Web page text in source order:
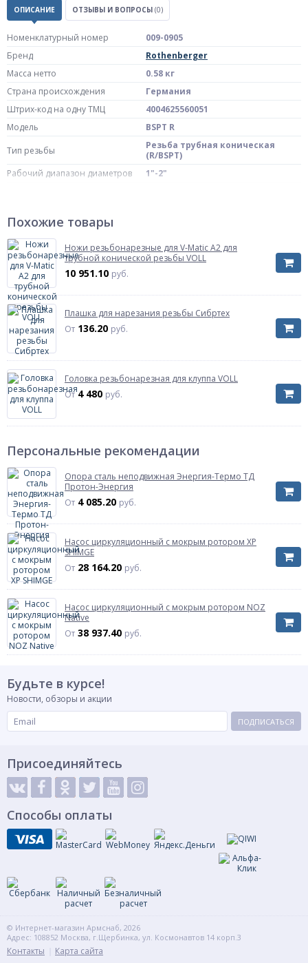
ОПИСАНИЕ ОТЗЫВЫ И ВОПРОСЫ (0)
Номенклатурный номер
009-0905
Бренд
Rothenberger
Масса нетто
0.58 кг
Страна происхождения
Германия
Штрих-код на одну ТМЦ
4004625560051
Модель
BSPT R
Тип резьбы
Резьба трубная коническая
(R/BSPT)
Рабочий диапазон диаметров
1"-2"
Похожие товары
Ножи резьбонарезные для V-Matic A2 для
трубной конической резьбы VOLL
10 951.10 руб.
Плашка для нарезания резьбы Сибртех
От 136.20 руб.
Головка резьбонарезная для клуппа VOLL
От4 480 руб.
Персональные рекомендации
Опора сталь неподвижная Энергия-Термо ТД
Протон-Энергия
От 4 085.20 руб.
Насос циркуляционный с мокрым ротором XP
SHIMGE
От 28 164.20 руб.
Насос циркуляционный с мокрым ротором NOZ
Native
От 38 937.40 руб.
Будьте в курсе!
Новости, обзоры и акции
ПОДПИСАТЬСЯ
Присоединяйтесь
Способы оплаты
© Интернет-магазин Армснаб, 2026
Адрес: 108852 Москва, г.Щербинка, ул. Космонавтов 14 корп.3
Контакты Карта сайта